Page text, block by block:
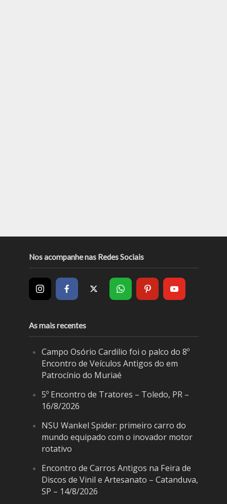
Nos acompanhe nas Redes Sociais
As mais recentes
Campo Osório Cardilio foi o palco do 8º
Encontro de Veículos Antigos do em
Patrocínio do Muriaé
5º Encontro de Tratores – Toledo, PR –
16/8/2026
NSU Wankel Spider: primeiro carro do
mundo equipado com o inovador motor
rotativo
Encontro de Carros Antigos na Feira de
Discos de Vinil e Artesanato – Catanduva,
SP – 14/8/2026